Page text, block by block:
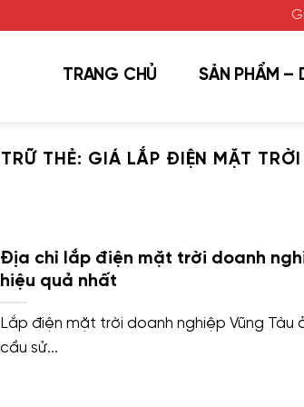
TRANG CHỦ SẢN PHẨM –
THẺ: GIÁ LẮP ĐIỆN MẶT
Địa chỉ lắp điện mặt trời doanh
hiệu quả nhất
Lắp điện mặt trời doanh nghiệp Vũng Tàu
cầu sử...